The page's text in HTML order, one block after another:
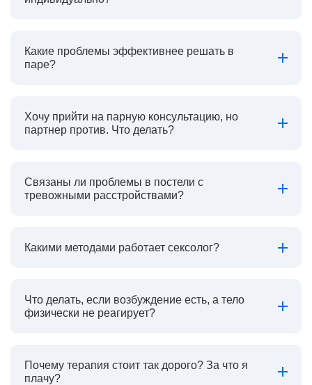
Какие проблемы эффективнее решать в
паре?
Хочу прийти на парную консультацию, но
партнер против. Что делать?
Связаны ли проблемы в постели с
тревожными расстройствами?
Какими методами работает сексолог?
Что делать, если возбуждение есть, а тело
физически не реагирует?
Почему терапия стоит так дорого? За что я
плачу?